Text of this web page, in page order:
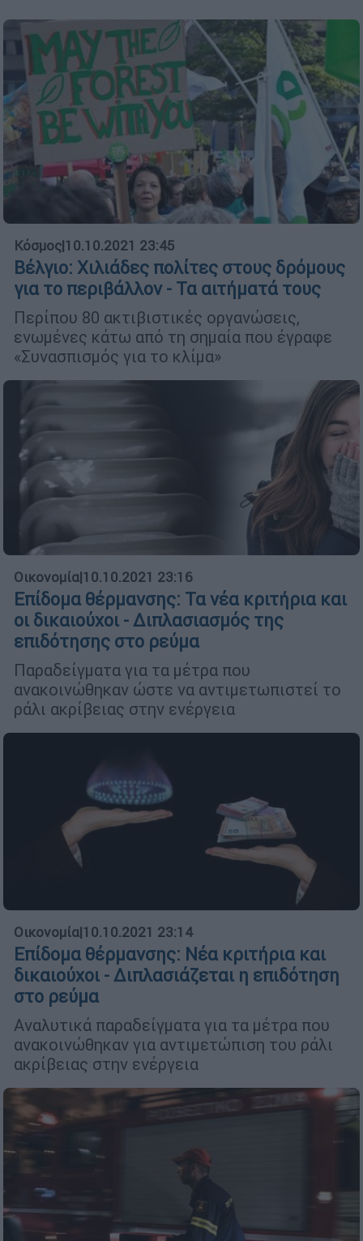
Κόσμος|10.10.2021 23:45
Βέλγιο: Χιλιάδες πολίτες στους δρόμους
για το περιβάλλον - Τα αιτήματά τους
Περίπου 80 ακτιβιστικές οργανώσεις,
ενωμένες κάτω από τη σημαία που έγραφε
«Συνασπισμός για το κλίμα»
Οικονομία|10.10.2021 23:16
Επίδομα θέρμανσης: Τα νέα κριτήρια και
οι δικαιούχοι - Διπλασιασμός της
επιδότησης στο ρεύμα
Παραδείγματα για τα μέτρα που
ανακοινώθηκαν ώστε να αντιμετωπιστεί το
ράλι ακρίβειας στην ενέργεια
Οικονομία|10.10.2021 23:14
Επίδομα θέρμανσης: Νέα κριτήρια και
δικαιούχοι - Διπλασιάζεται η επιδότηση
στο ρεύμα
Αναλυτικά παραδείγματα για τα μέτρα που
ανακοινώθηκαν για αντιμετώπιση του ράλι
ακρίβειας στην ενέργεια